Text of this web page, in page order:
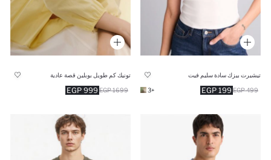
تيشيرت بيزك سادة سليم فيت
199 EGP 499 EGP
+3
تونيك كم طويل بوبلين قصة عادية
999 EGP 1699 EGP